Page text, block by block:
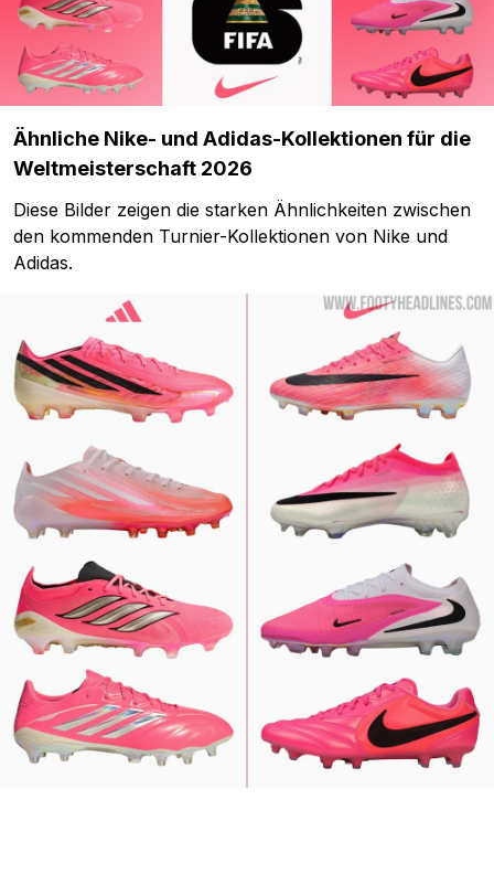
Ähnliche Nike- und Adidas-Kollektionen für die
Weltmeisterschaft 2026
Diese Bilder zeigen die starken Ähnlichkeiten zwischen
den kommenden Turnier-Kollektionen von Nike und
Adidas.